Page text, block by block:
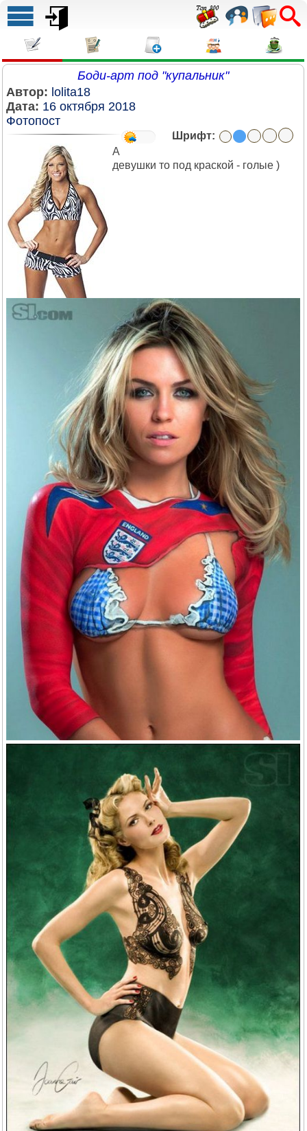
Боди-арт под "купальник"
Автор: lolita18
Дата: 16 октября 2018
Фотопост
Шрифт:
А
девушки то под краской - голые )